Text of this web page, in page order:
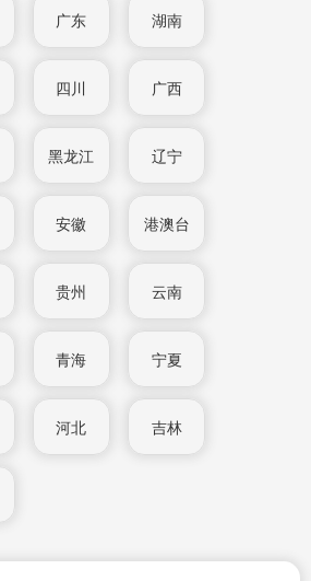
广东 湖南
四川 广西
黑龙江 辽宁
安徽 港澳台
贵州 云南
青海 宁夏
河北 吉林